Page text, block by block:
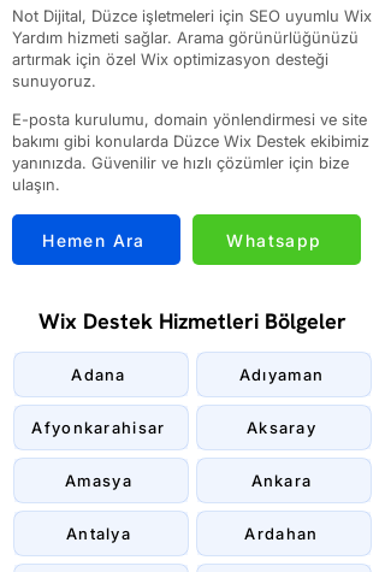
Not Dijital, Düzce işletmeleri için SEO uyumlu Wix
Yardım hizmeti sağlar. Arama görünürlüğünüzü
artırmak için özel Wix optimizasyon desteği
sunuyoruz.
E-posta kurulumu, domain yönlendirmesi ve site
bakımı gibi konularda Düzce Wix Destek ekibimiz
yanınızda. Güvenilir ve hızlı çözümler için bize
ulaşın.
Hemen Ara Whatsapp
Wix Destek Hizmetleri Bölgeler
Adana
Afyonkarahisar
Amasya
Antalya
Adıyaman
Aksaray
Ankara
Ardahan